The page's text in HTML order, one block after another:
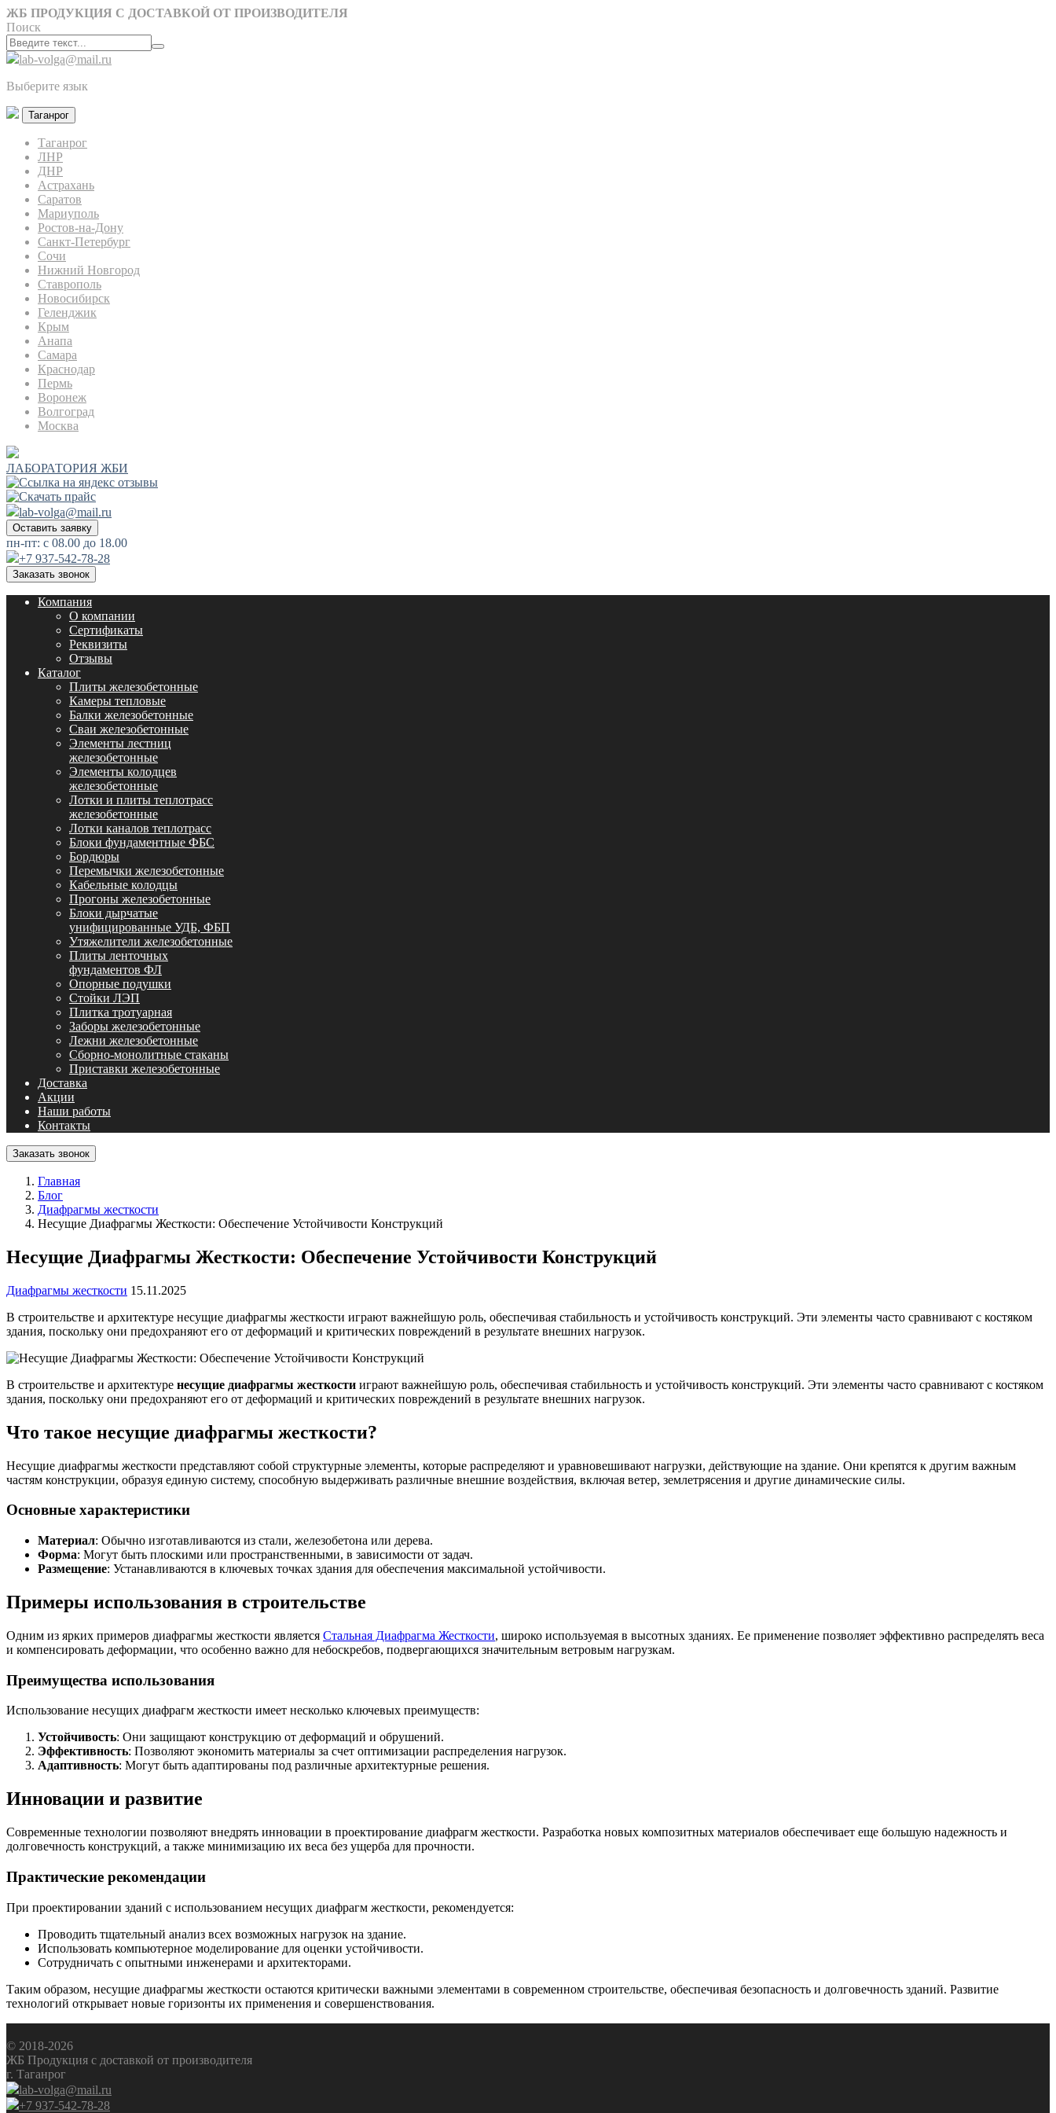
ЖБ ПРОДУКЦИЯ С ДОСТАВКОЙ ОТ ПРОИЗВОДИТЕЛЯ
Поиск
lab-volga@mail.ru
Выберите язык
Таганрог
Таганрог
ЛНР
ДНР
Астрахань
Саратов
Мариуполь
Ростов-на-Дону
Санкт-Петербург
Сочи
Нижний Новгород
Ставрополь
Новосибирск
Геленджик
Крым
Анапа
Самара
Краснодар
Пермь
Воронеж
Волгоград
Москва
ЛАБОРАТОРИЯ ЖБИ
lab-volga@mail.ru
Оставить заявку
пн-пт: с 08.00 до 18.00
+7 937-542-78-28
Заказать звонок
Компания
О компании
Сертификаты
Реквизиты
Отзывы
Каталог
Плиты железобетонные
Камеры тепловые
Балки железобетонные
Сваи железобетонные
Элементы лестниц
железобетонные
Элементы колодцев
железобетонные
Лотки и плиты теплотрасс
железобетонные
Лотки каналов теплотрасс
Блоки фундаментные ФБС
Бордюры
Перемычки железобетонные
Кабельные колодцы
Прогоны железобетонные
Блоки дырчатые
унифицированные УДБ, ФБП
Утяжелители железобетонные
Плиты ленточных
фундаментов ФЛ
Опорные подушки
Стойки ЛЭП
Плитка тротуарная
Заборы железобетонные
Лежни железобетонные
Сборно-монолитные стаканы
Приставки железобетонные
Доставка
Акции
Наши работы
Контакты
Заказать звонок
Главная
Блог
Диафрагмы жесткости
Несущие Диафрагмы Жесткости: Обеспечение Устойчивости Конструкций
Несущие Диафрагмы Жесткости: Обеспечение Устойчивости Конструкций
Диафрагмы жесткости 15.11.2025
В строительстве и архитектуре несущие диафрагмы жесткости играют важнейшую роль, обеспечивая стабильность и устойчивость конструкций. Эти элементы часто сравнивают с костяком
здания, поскольку они предохраняют его от деформаций и критических повреждений в результате внешних нагрузок.
В строительстве и архитектуре несущие диафрагмы жесткости играют важнейшую роль, обеспечивая стабильность и устойчивость конструкций. Эти элементы часто сравнивают с костяком
здания, поскольку они предохраняют его от деформаций и критических повреждений в результате внешних нагрузок.
Что такое несущие диафрагмы жесткости?
Несущие диафрагмы жесткости представляют собой структурные элементы, которые распределяют и уравновешивают нагрузки, действующие на здание. Они крепятся к другим важным
частям конструкции, образуя единую систему, способную выдерживать различные внешние воздействия, включая ветер, землетрясения и другие динамические силы.
Основные характеристики
Материал: Обычно изготавливаются из стали, железобетона или дерева.
Форма: Могут быть плоскими или пространственными, в зависимости от задач.
Размещение: Устанавливаются в ключевых точках здания для обеспечения максимальной устойчивости.
Примеры использования в строительстве
Одним из ярких примеров диафрагмы жесткости является Стальная Диафрагма Жесткости, широко используемая в высотных зданиях. Ее применение позволяет эффективно распределять веса
и компенсировать деформации, что особенно важно для небоскребов, подвергающихся значительным ветровым нагрузкам.
Преимущества использования
Использование несущих диафрагм жесткости имеет несколько ключевых преимуществ:
Устойчивость: Они защищают конструкцию от деформаций и обрушений.
Эффективность: Позволяют экономить материалы за счет оптимизации распределения нагрузок.
Адаптивность: Могут быть адаптированы под различные архитектурные решения.
Инновации и развитие
Современные технологии позволяют внедрять инновации в проектирование диафрагм жесткости. Разработка новых композитных материалов обеспечивает еще большую надежность и
долговечность конструкций, а также минимизацию их веса без ущерба для прочности.
Практические рекомендации
При проектировании зданий с использованием несущих диафрагм жесткости, рекомендуется:
Проводить тщательный анализ всех возможных нагрузок на здание.
Использовать компьютерное моделирование для оценки устойчивости.
Сотрудничать с опытными инженерами и архитекторами.
Таким образом, несущие диафрагмы жесткости остаются критически важными элементами в современном строительстве, обеспечивая безопасность и долговечность зданий. Развитие
технологий открывает новые горизонты их применения и совершенствования.
© 2018-2026
ЖБ Продукция с доставкой от производителя
г. Таганрог
lab-volga@mail.ru
+7 937-542-78-28